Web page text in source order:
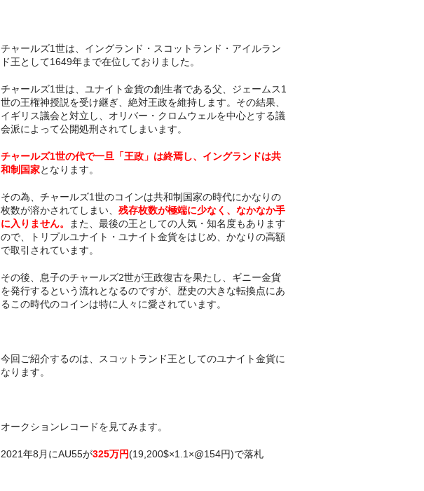
チャールズ1世は、イングランド・スコットランド・アイルラン
ド王として1649年まで在位しておりました。
チャールズ1世は、ユナイト金貨の創生者である父、ジェームス1
世の王権神授説を受け継ぎ、絶対王政を維持します。その結果、
イギリス議会と対立し、オリバー・クロムウェルを中心とする議
会派によって公開処刑されてしまいます。
チャールズ1世の代で一旦「王政」は終焉し、イングランドは共
和制国家となります。
その為、チャールズ1世のコインは共和制国家の時代にかなりの
枚数が溶かされてしまい、 残存枚数が極端に少なく、なかなか手
に入りません。
また、最後の王としての人気・知名度もあります
ので、トリプルユナイト・ユナイト金貨をはじめ、かなりの高額
で取引されています。
その後、息子のチャールズ2世が王政復古を果たし、ギニー金貨
を発行するという流れとなるのですが、歴史の大きな転換点にあ
るこの時代のコインは特に人々に愛されています。
今回ご紹介するのは、スコットランド王としてのユナイト金貨に
なります。
オークションレコードを見てみます。
2021年8月にAU55が325万円(19,200$×1.1×@154円)で落札